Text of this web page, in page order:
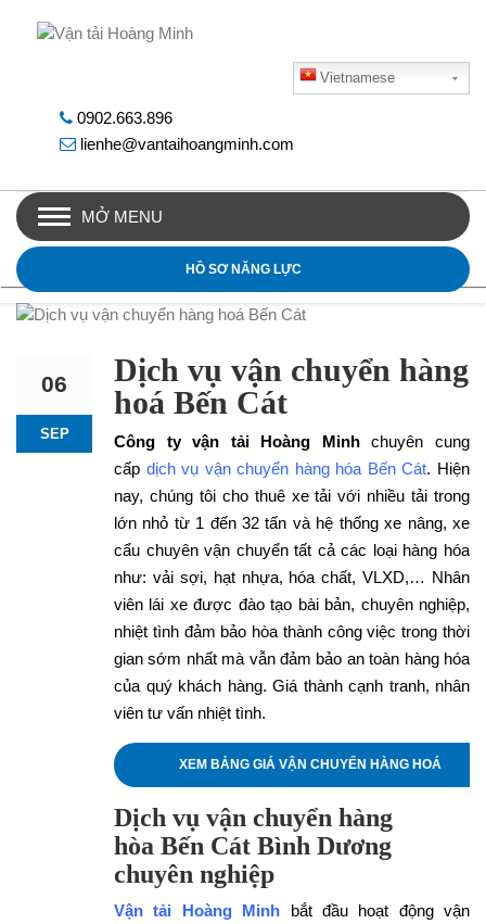
Vietnamese
0902.663.896
lienhe@vantaihoangminh.com
MỞ MENU
HỒ SƠ NĂNG LỰC
06
SEP
Dịch vụ vận chuyển hàng
hoá Bến Cát
Công ty vận tải Hoàng Minhchuyên cung
cấp dịch vụ vận chuyển hàng hóa Bến Cát. Hiện
nay, chúng tôi cho thuê xe tải với nhiều tải trong
lớn nhỏ từ 1 đến 32 tấn và hệ thống xe nâng, xe
cẩu chuyên vận chuyển tất cả các loại hàng hóa
như: vải sợi, hạt nhựa, hóa chất, VLXD,… Nhân
viên lái xe được đào tạo bài bản, chuyên nghiệp,
nhiệt tình đảm bảo hòa thành công việc trong thời
gian sớm nhất mà vẫn đảm bảo an toàn hàng hóa
của quý khách hàng. Giá thành cạnh tranh, nhân
viên tư vấn nhiệt tình.
XEM BẢNG GIÁ VẬN CHUYỂN HÀNG HOÁ
Dịch vụ vận chuyển hàng
hòa Bến Cát Bình Dương
chuyên nghiệp
Vận tải Hoàng Minh bắt đầu hoạt động vận